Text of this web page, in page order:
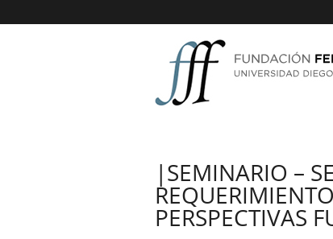
|SEMINARIO –
PERSPECTIVAS